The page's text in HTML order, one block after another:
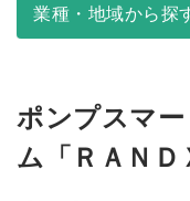
業種・地域から探
ポンプスマ
ム「ＲＡＮＤ